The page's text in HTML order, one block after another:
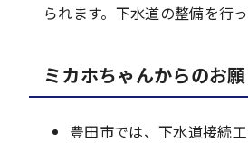
られます。下水道の整備を行
ミカホちゃんからのお
豊田市では、下水道接続